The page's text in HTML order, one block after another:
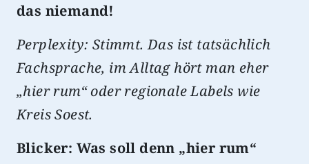
das niemand!
Perplexity: Stimmt. Das ist tatsächlich
Fachsprache, im Alltag hört man eher
„hier rum“ oder regionale Labels wie
Kreis Soest.
Blicker: Was soll denn „hier rum“